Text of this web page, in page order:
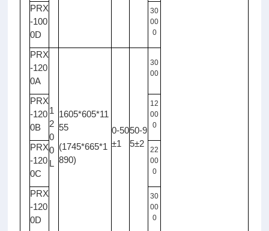
PRX
-100
0D
30
00
0
PRX
-120
0A
1
2
0
0
L
1605*605*11
55
(1745*665*1
890)
0-50
±1
50-9
5±2
30
00
PRX
-120
0B
12
00
0
PRX
-120
0C
22
00
0
PRX
-120
0D
30
00
0